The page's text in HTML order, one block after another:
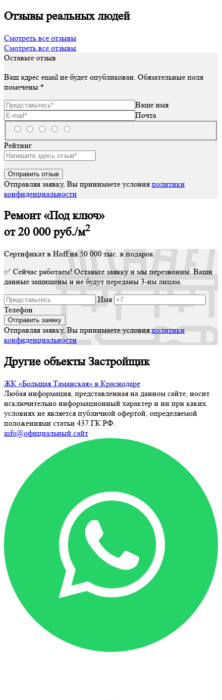
Отзывы реальных людей
Смотреть все отзывы
Смотреть все отзывы
Оставьте отзыв
Ваш адрес email не будет опубликован. Обязательные поля
помечены *
Ваше имя
Почта
Рейтинг
Отправляя заявку, Вы принимаете условия политики
конфиденциальности
Ремонт «Под ключ»
от 20 000руб./м2
Сертификат в Hoff на 50 000 тыс. в подарок
✅ Сейчас работаем! Оставьте заявку и мы перезвоним. Ваши
данные защищены и не будут переданы 3-им лицам.
Имя
Телефон
Отправляя заявку, Вы принимаете условияполитики
конфиденциальности
Другие объекты Застройщик
ЖК «Большая Таманская» в Краснодаре
Любая информация, представленная на данном сайте, носит
исключительно информационный характер и ни при каких
условиях не является публичной офертой, определяемой
положениями статьи 437 ГК РФ.
info@официальный.сайт